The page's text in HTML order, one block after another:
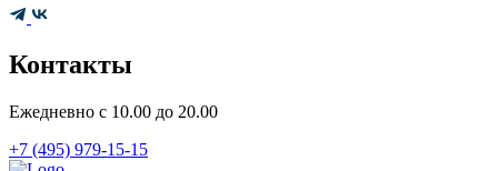
Контакты
Ежедневно с 10.00 до 20.00
+7 (495) 979-15-15